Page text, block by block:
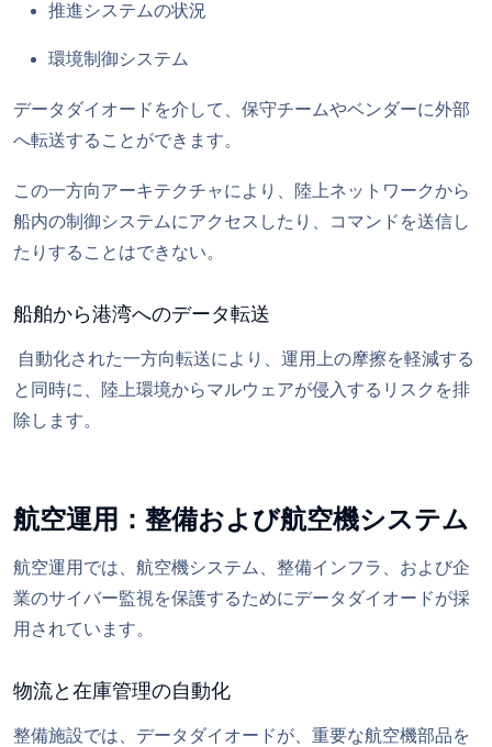
推進システムの状況
環境制御システム
データダイオードを介して、保守チームやベンダーに外部
へ転送することができます。
この一方向アーキテクチャにより、陸上ネットワークから
船内の制御システムにアクセスしたり、コマンドを送信し
たりすることはできない。
船舶から港湾へのデータ転送
自動化された一方向転送により、運用上の摩擦を軽減する
と同時に、陸上環境からマルウェアが侵入するリスクを排
除します。
航空運用：整備および航空機システム
航空運用では、航空機システム、整備インフラ、および企
業のサイバー監視を保護するためにデータダイオードが採
用されています。
物流と在庫管理の自動化
整備施設では、データダイオードが、重要な航空機部品を